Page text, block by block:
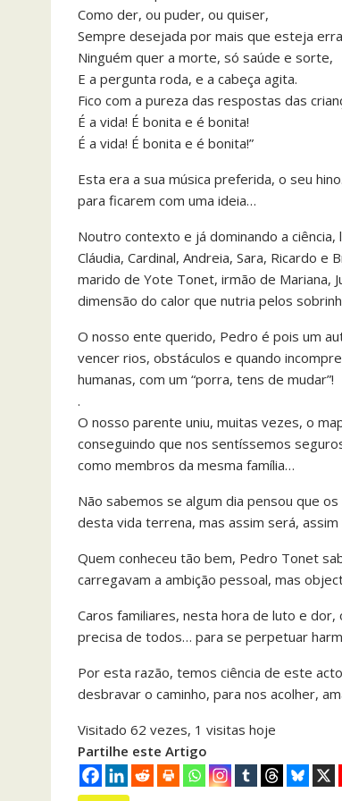
Como der, ou puder, ou quiser,
Sempre desejada por mais que esteja
Ninguém quer a morte, só saúde e sorte,
E a pergunta roda, e a cabeça agita.
Fico com a pureza das respostas das
É a vida! É bonita e é bonita!
É a vida! É bonita e é bonita!”
Esta era a sua música preferida, o seu
para ficarem com uma ideia…
Noutro contexto e já dominando a ciência,
Cláudia, Cardinal, Andreia, Sara, Ricardo
marido de Yote Tonet, irmão de Mariana,
dimensão do calor que nutria pelos
O nosso ente querido, Pedro é pois um
vencer rios, obstáculos e quando
humanas, com um “porra, tens de mudar”!
.
O nosso parente uniu, muitas vezes, o
conseguindo que nos sentíssemos
como membros da mesma família…
Não sabemos se algum dia pensou que
desta vida terrena, mas assim será,
Quem conheceu tão bem, Pedro Tonet
carregavam a ambição pessoal, mas
Caros familiares, nesta hora de luto e
precisa de todos… para se perpetuar
Por esta razão, temos ciência de este
desbravar o caminho, para nos acolher,
Visitado 62 vezes, 1 visitas hoje
Partilhe este Artigo